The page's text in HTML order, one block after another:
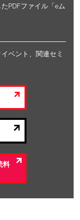
PDFファイル「eム
ベント、関連セミ
料